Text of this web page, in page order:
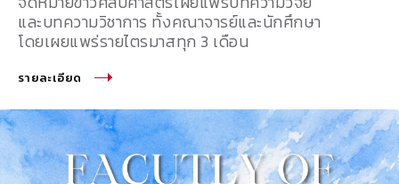
และบทความวิชาการ ทั้งคณาจารย์และนักศึกษา
โดยเผยแพร่รายไตรมาสทุก 3 เดือน
รายละเอียด